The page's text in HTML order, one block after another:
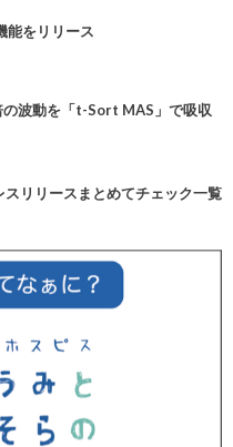
能をリリース
波動を「t-Sort MAS」で吸収
スリリースまとめてチェック一覧